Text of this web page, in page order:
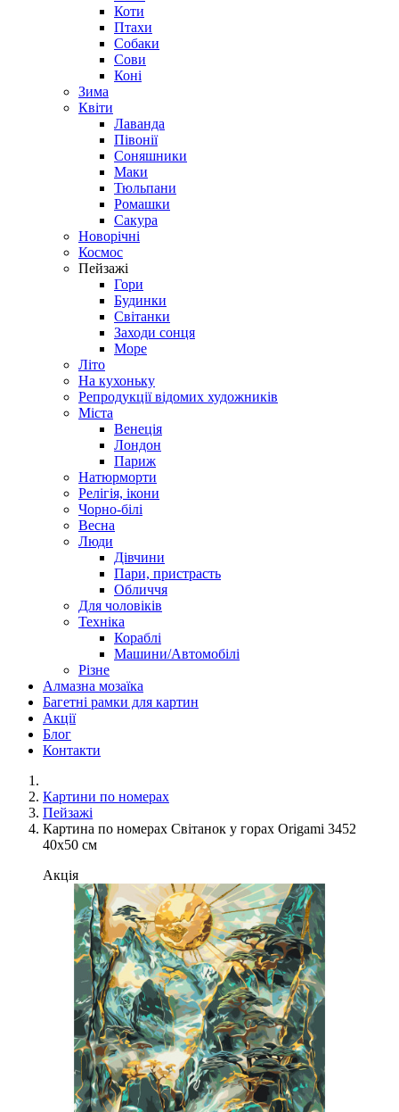
Коти
Птахи
Собаки
Сови
Коні
Зима
Квіти
Лаванда
Півонії
Соняшники
Маки
Тюльпани
Ромашки
Сакура
Новорічні
Космос
Пейзажі
Гори
Будинки
Світанки
Заходи сонця
Море
Літо
На кухоньку
Репродукції відомих художників
Міста
Венеція
Лондон
Париж
Натюрморти
Релігія, ікони
Чорно-білі
Весна
Люди
Дівчини
Пари, пристрасть
Обличчя
Для чоловіків
Техніка
Кораблі
Машини/Автомобілі
Різне
Алмазна мозаїка
Багетні рамки для картин
Акції
Блог
Контакти
Картини по номерах
Пейзажі
Картина по номерах Світанок у горах Origami 3452
40x50 см
Акція